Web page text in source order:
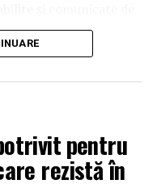
vizibilitatea unui
o ofertă de
.
pentru
rezistă în